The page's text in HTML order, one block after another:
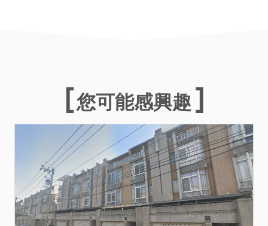
承受拆除之危險。
八、建物有無積欠管理費用
及有無停車位使用權，因欠
缺公示資料，應買人請自行
查明，如有爭議，由拍定人
自理。
九、依強制執行法第113條
準用第69條規定，拍賣不動
產之買受人就物之瑕疵無擔
您可能感興趣